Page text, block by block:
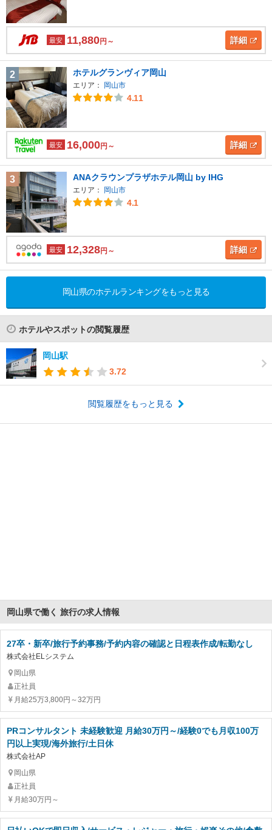
最安 11,880円～ 詳細
2 ホテルグランヴィア岡山
エリア： 岡山市
4.11
最安 16,000円～ 詳細
3 ANAクラウンプラザホテル岡山 by IHG
エリア： 岡山市
4.1
最安 12,328円～ 詳細
岡山県のホテルランキングをもっと見る
ホテルやスポットの閲覧履歴
岡山駅
3.72
閲覧履歴をもっと見る
岡山県で働く 旅行の求人情報
27卒・新卒/旅行予約事務/予約内容の確認と日程表作成/転勤なし
株式会社ELシステム
岡山県
正社員
月給25万3,800円～32万円
PRコンサルタント 未経験歓迎 月給30万円～/経験0でも月収100万
円以上実現/海外旅行/土日休
株式会社AP
岡山県
正社員
月給30万円～